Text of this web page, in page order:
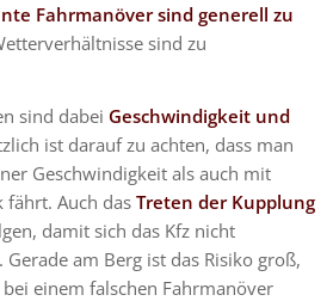
Fahrmanöver sind generell zu
sind zu
sind dabei Geschwindigkeit und
ist darauf zu achten, dass man
Geschwindigkeit als auch mit
fährt. Auch dasTreten der Kupplung
damit sich das Kfz nicht
am Berg ist das Risiko groß,
bei einem falschen Fahrmanöver